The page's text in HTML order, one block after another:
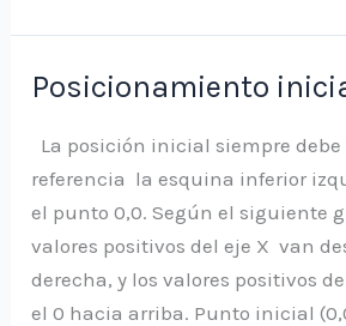
CNC
Popular
con
la
PC
mediante
conexión
USB
Posicionamiento
La posición inicial siempre debe
referencia la esquina inferior
el punto 0,0. Según el siguiente
valores positivos del eje X van
derecha, y los valores positivos
el 0 hacia arriba. Punto inicial